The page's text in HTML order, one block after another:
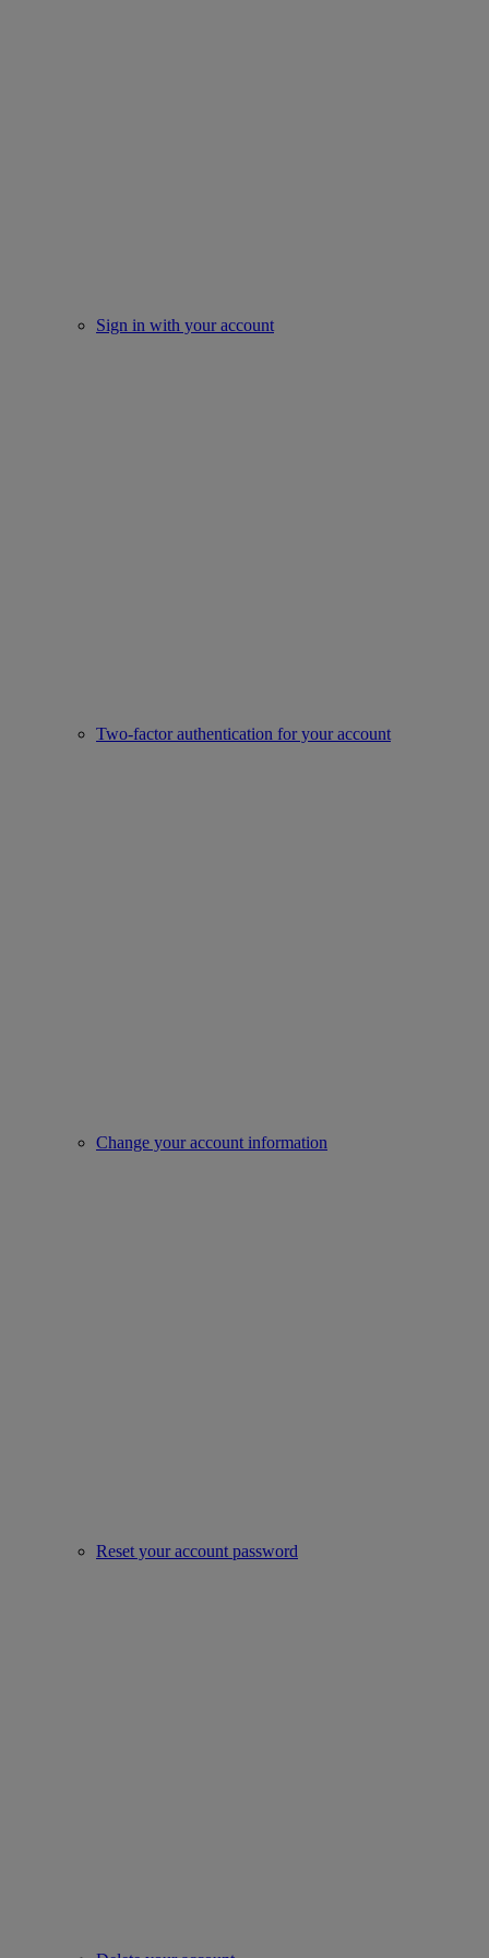
Sign in with your account
Two-factor authentication for your account
Change your account information
Reset your account password